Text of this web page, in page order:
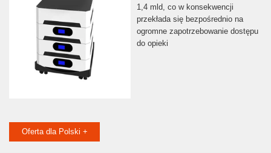
1,4 mld, co w konsekwencji
przekłada się bezpośrednio na
ogromne zapotrzebowanie dostępu
do opieki
Oferta dla Polski +